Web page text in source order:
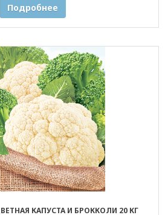
Подробнее
КАПУСТА И БРОККОЛИ 20 КГ